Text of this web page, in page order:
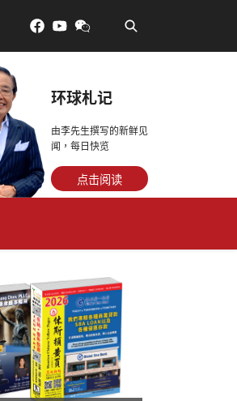
• 吃對了更年輕：花青素如何守
环球札记
由李先生撰写的新鲜见
闻，每日快览
点击阅读